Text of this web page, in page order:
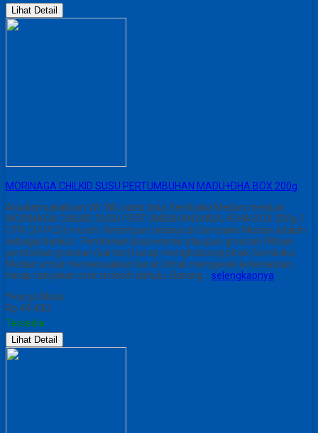
Lihat Detail
MORINAGA CHILKID SUSU PERTUMBUHAN MADU+DHA BOX 200g
Assalamualaikum Wr. Wb, kami toko Sembako Medan menjual
MORINAGA CHILKID SUSU PERTUMBUHAN MADU+DHA BOX 200g 1
CTN (24 PCS) murah. Ketentuan belanja di Sembako Medan adalah
sebagai berikut : Pembelian bisa eceran ataupun grosiran Pilihan
pembelian grosiran (karton) harap menghubungi pihak Sembako
Medan untuk menyesuaikan berat Untuk mengecek ketersedian,
harap tanyakan stok terlebih dahulu. Barang… selengkapnya
*Harga Mulai
Rp 44.400
Tersedia
Lihat Detail